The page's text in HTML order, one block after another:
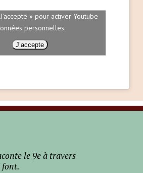
» pour activer Youtube
personnelles
J’accepte
le 9e à travers
font.